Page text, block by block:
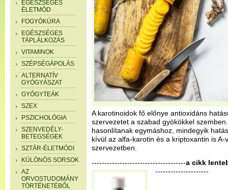
EGÉSZSÉGES
ÉLETMÓD
FOGYÓKÚRA
EGÉSZSÉGES
TÁPLÁLKOZÁS
VITAMINOK
SZÉPSÉGÁPOLÁS
ALTERNATÍV
GYÓGYÁSZAT
GYÓGYTEÁK
SZEX
PSZICHOLÓGIA
SZENVEDÉLY-
BETEGSÉGEK
SZTÁR-ÉLETMÓDI
KÜLÖNÖS SORSOK
AZ
ORVOSTUDOMÁNY
TÖRTÉNETÉBŐL
A karotinoidok fő előnye antioxidáns
szervezetet a szabad gyökökkel
hasonlítanak egymáshoz, mindegyik
kívül az alfa-karotin és a kriptoxantin is
szervezetben.
-------------------------------------a cikk
---------------------